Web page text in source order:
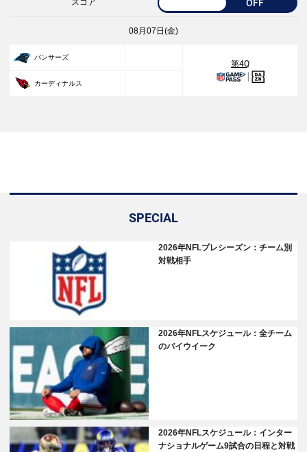
スコア OFF
08月07日(金)
パンサーズ
第4Q
カーディナルス
SPECIAL
2026年NFLプレシーズン：チーム別
対戦相手
2026年NFLスケジュール：全チーム
のバイウイーク
2026年NFLスケジュール：インター
ナショナルゲーム9試合の日程と対戦